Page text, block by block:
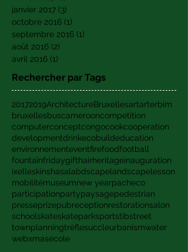
mai 2017 (1) 1 post
février 2017 (2)2 posts
janvier 2017
(3) 3 posts
octobre 2016
septembre 2016
avril 2016 (1)1 post
20172019ArchitectureBruxellesartarterbim
bruxellesbuscamerooncompetition
computerconceptcongocookcooperation
developmentdrinkecobuildeducation
environnementeventfirefoodfootball
fountainfriday gifthair heritageinauguration
ixelleskinshasalabdscapelandscapelesson
mobilitémuseumnew yearpacheco
participationpartypaysagepedestrian
presseprizepubreceptionrestorationsalon
schoolskateskatepark